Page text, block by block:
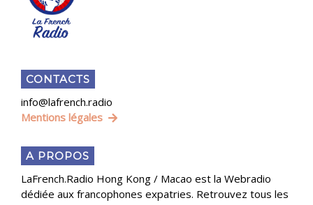
CONTACTS
info@lafrench.radio
Mentions légales
A PROPOS
LaFrench.Radio Hong Kong / Macao est la Webradio
dédiée aux francophones expatries. Retrouvez tous les